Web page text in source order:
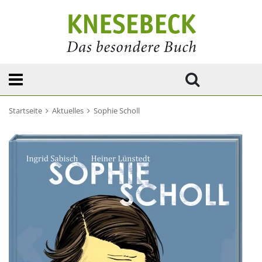
Startseite Aktuelles Sophie Scholl